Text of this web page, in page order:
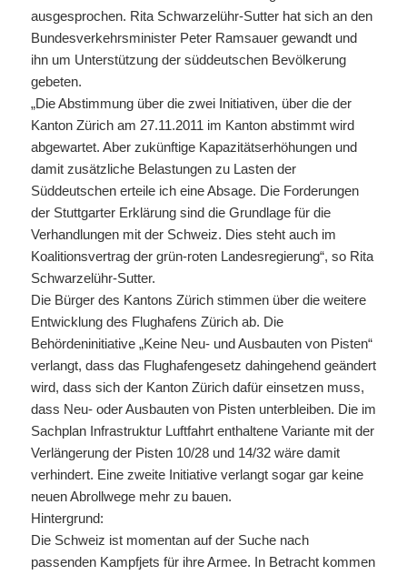
ausgesprochen. Rita Schwarzelühr-Sutter hat sich an den
Bundesverkehrsminister Peter Ramsauer gewandt und
ihn um Unterstützung der süddeutschen Bevölkerung
gebeten.
„Die Abstimmung über die zwei Initiativen, über die der
Kanton Zürich am 27.11.2011 im Kanton abstimmt wird
abgewartet. Aber zukünftige Kapazitätserhöhungen und
damit zusätzliche Belastungen zu Lasten der
Süddeutschen erteile ich eine Absage. Die Forderungen
der Stuttgarter Erklärung sind die Grundlage für die
Verhandlungen mit der Schweiz. Dies steht auch im
Koalitionsvertrag der grün-roten Landesregierung“, so Rita
Schwarzelühr-Sutter.
Die Bürger des Kantons Zürich stimmen über die weitere
Entwicklung des Flughafens Zürich ab. Die
Behördeninitiative „Keine Neu- und Ausbauten von Pisten“
verlangt, dass das Flughafengesetz dahingehend geändert
wird, dass sich der Kanton Zürich dafür einsetzen muss,
dass Neu- oder Ausbauten von Pisten unterbleiben. Die im
Sachplan Infrastruktur Luftfahrt enthaltene Variante mit der
Verlängerung der Pisten 10/28 und 14/32 wäre damit
verhindert. Eine zweite Initiative verlangt sogar gar keine
neuen Abrollwege mehr zu bauen.
Hintergrund:
Die Schweiz ist momentan auf der Suche nach
passenden Kampfjets für ihre Armee. In Betracht kommen